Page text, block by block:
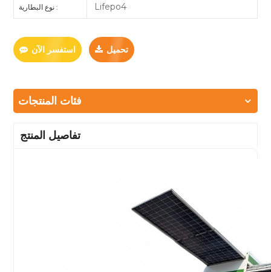
نوع البطارية : Lifepo4
استفسر الآن تحميل
فئات المنتجات
تفاصيل المنتج